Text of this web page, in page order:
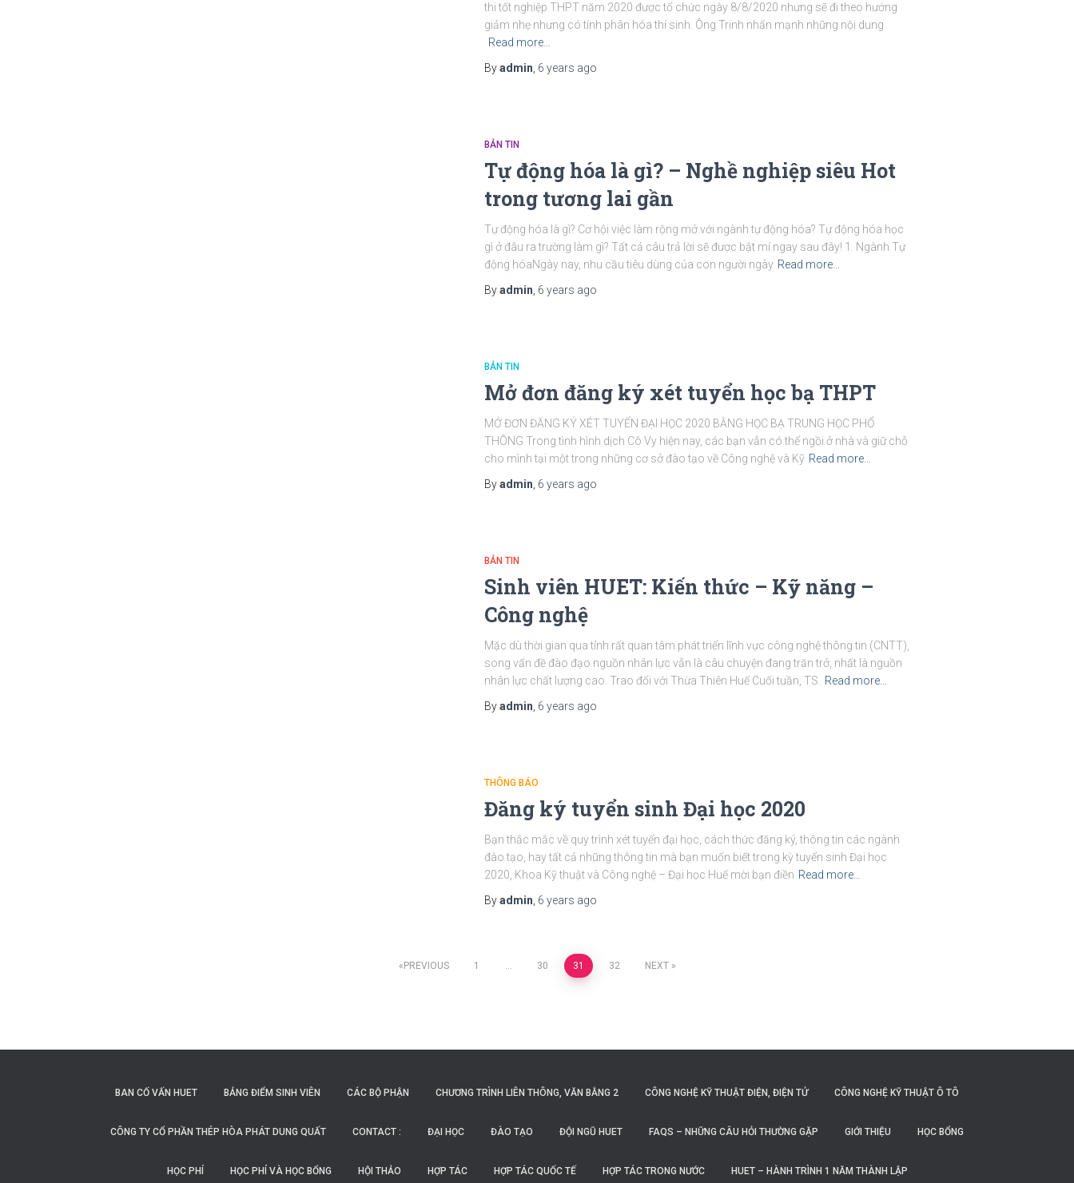
thi tốt nghiệp THPT năm 2020 được tổ chức ngày 8/8/2020 nhưng sẽ đi theo hướng
giảm nhẹ nhưng có tính phân hóa thí sinh. Ông Trinh nhấn mạnh những nội dung
Read more…
Byadmin 6 years ago
BẢN TIN
Tự động hóa là gì? – Nghề nghiệp siêu Hot
trong tương lai gần
Tự động hóa là gì? Cơ hội việc làm rộng mở với ngành tự động hóa? Tự động hóa học
gì ở đâu ra trường làm gì? Tất cả câu trả lời sẽ được bật mí ngay sau đây! 1. Ngành Tự
động hóaNgày nay, nhu cầu tiêu dùng của con người ngày Read more…
Byadmin 6 years ago
BẢN TIN
Mở đơn đăng ký xét tuyển học bạ THPT
MỞ ĐƠN ĐĂNG KÝ XÉT TUYỂN ĐẠI HỌC 2020 BẰNG HỌC BẠ TRUNG HỌC PHỔ
THÔNG Trong tình hình dịch Cô Vy hiện nay, các bạn vẫn có thể ngồi ở nhà và giữ chỗ
cho mình tại một trong những cơ sở đào tạo về Công nghệ và Kỹ Read more…
Byadmin 6 years ago
BẢN TIN
Sinh viên HUET: Kiến thức – Kỹ năng –
Công nghệ
Mặc dù thời gian qua tỉnh rất quan tâm phát triển lĩnh vực công nghệ thông tin (CNTT),
song vấn đề đào đạo nguồn nhân lực vẫn là câu chuyện đang trăn trở, nhất là nguồn
nhân lực chất lượng cao. Trao đổi với Thừa Thiên Huế Cuối tuần, TS.
Read more…
Byadmin 6 years ago
THÔNG BÁO
Đăng ký tuyển sinh Đại học 2020
Bạn thắc mắc về quy trình xét tuyển đại học, cách thức đăng ký, thông tin các ngành
đào tạo, hay tất cả những thông tin mà bạn muốn biết trong kỳ tuyển sinh Đại học
2020, Khoa Kỹ thuật và Công nghệ – Đại học Huế mời bạn điền Read more…
Byadmin 6 years ago
PREVIOUS 1 … 30 31 32 NEXT
BAN CỐ VẤN HUET BẢNG ĐIỂM SINH VIÊN CÁC BỘ PHẬN CHƯƠNG TRÌNH LIÊN THÔNG, VĂN BẰNG 2 CÔNG NGHỆ KỸ THUẬT ĐIỆN, ĐIỆN TỬ CÔNG NGHỆ KỸ THUẬT Ô TÔ
CÔNG TY CỔ PHẦN THÉP HÒA PHÁT DUNG QUẤT CONTACT : ĐẠI HỌC ĐÀO TẠO ĐỘI NGŨ HUET FAQS – NHỮNG CÂU HỎI THƯỜNG GẶP GIỚI THIỆU HỌC BỔNG
HỌC PHÍ HỌC PHÍ VÀ HỌC BỔNG HỘI THẢO HỢP TÁC HỢP TÁC QUỐC TẾ HỢP TÁC TRONG NƯỚC HUET – HÀNH TRÌNH 1 NĂM THÀNH LẬP